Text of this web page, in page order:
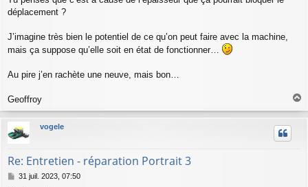
déplacement ?
J’imagine très bien le potentiel de ce qu’on peut faire avec la machine,
mais ça suppose qu’elle soit en état de fonctionner…
Au pire j’en rachète une neuve, mais bon…
Geoffroy
a
u
vogele
Re: Entretien - réparation Portrait 3
M
31 juil. 2023, 07:50